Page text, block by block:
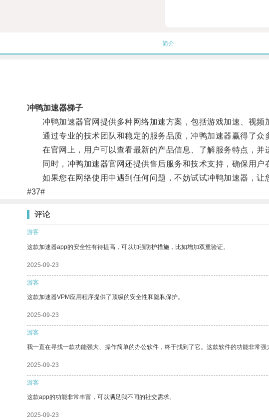
简介
冲鸭加速器梯子
冲鸭加速器官网提供多种网络加速方案，包括游戏加速、视频
通过专业的技术团队和稳定的服务品质，冲鸭加速器赢得了众
在官网上，用户可以查看最新的产品信息、了解服务特点，并
同时，冲鸭加速器官网还提供售后服务和技术支持，确保用户
如果您在网络使用中遇到任何问题，不妨试试冲鸭加速器，让
#37#
评论
游客
这款加速器app的安全性有待提高，可以加强防护措施，比如增加双重验证。
2025-09-23
游客
这款加速器VPM应用程序提供了顶级的安全性和隐私保护。
2025-09-23
游客
我一直在寻找一款功能强大、操作简单的办公软件，终于找到了它。这款软件的功能非常
2025-09-23
游客
这款app的功能非常丰富，可以满足我不同的社交需求。
2025-09-23